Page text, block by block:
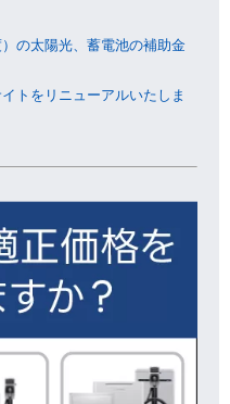
の太陽光、蓄電池の補助金
トをリニューアルいたしま